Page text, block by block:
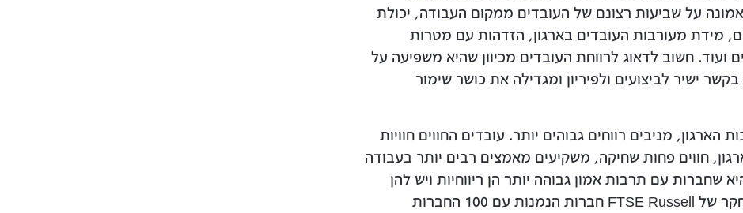
על שביעות רצונם של העובדים ממקום העבודה, יכולת
מידת מעורבות העובדים בארגון, הזדהות עם מטרות
ועוד. חשוב לדאוג לרווחת העובדים מכיוון שהיא משפיעה על
ישיר לביצועים ולפיריון ומגדילה את כושר שימור
מניבים רווחים גבוהים יותר. עובדים החווים חוויות
חווים פחות שחיקה, משקיעים מאמצים רבים יותר בעבודה
עם תרבות אמון גבוהה יותר הן ריווחיות ויש להן
תשואות גבוהות יותר. הינה, על פי מחקר של FTSE Russell חברות הנמנות עם 100 החברות